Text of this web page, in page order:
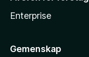
Enterprise
Gemenskap